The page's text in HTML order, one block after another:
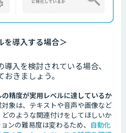
を導入する場合＞
入を検討されている場合、
きましょう。
精度が実用レベルに達しているか
象は、テキストや音声や画像など
どのような関連付けをしてほしいか
ンの難易度は変わるため、 自動化